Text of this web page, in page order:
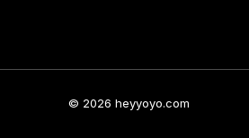
© 2026 heyyoyo.com